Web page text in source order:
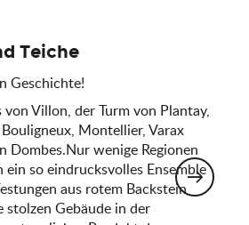
Teiche
Geschichte!
von Villon, der Turm von Plantay,
Montellier, Varax
Dombes.Nur wenige Regionen
ein so eindrucksvolles Ensemble
aus rotem Backstein
stolzen Gebäude in der